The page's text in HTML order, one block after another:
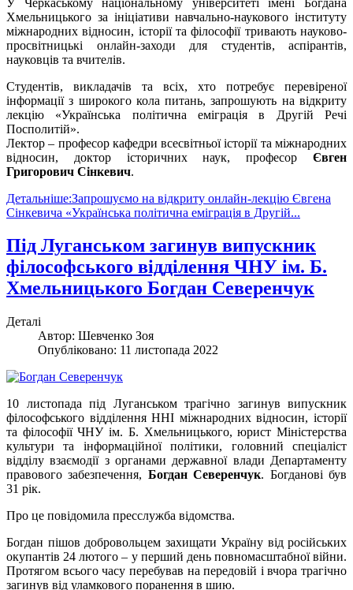
Хмельницького за ініціативи навчально-наукового інституту
міжнародних відносин, історії та філософії тривають науково-
просвітницькі онлайн-заходи для студентів, аспірантів,
науковців та вчителів.
Студентів, викладачів та всіх, хто потребує перевіреної
інформації з широкого кола питань, запрошують на відкриту
лекцію «Українська політична еміграція в Другій Речі
Посполитій».
Лектор – професор кафедри всесвітньої історії та міжнародних
відносин, доктор історичних наук, професор Євген
Григорович Сінкевич.
Детальніше:Запрошуємо на відкриту онлайн-лекцію Євгена
Сінкевича «Українська політична еміграція в Другій...
Під Луганськом загинув випускник
філософського відділення ЧНУ ім. Б.
Хмельницького Богдан Северенчук
Деталі
Автор: Шевченко Зоя
Опубліковано: 11 листопада 2022
10 листопада під Луганськом трагічно загинув випускник
філософського відділення ННІ міжнародних відносин, історії
та філософії ЧНУ ім. Б. Хмельницького, юрист Міністерства
культури та інформаційної політики, головний спеціаліст
відділу взаємодії з органами державної влади Департаменту
правового забезпечення, Богдан Северенчук. Богданові був
31 рік.
Про це повідомила пресслужба відомства.
Богдан пішов добровольцем захищати Україну від російських
окупантів 24 лютого – у перший день повномасштабної війни.
Протягом всього часу перебував на передовій і вчора трагічно
загинув від уламкового поранення в шию.